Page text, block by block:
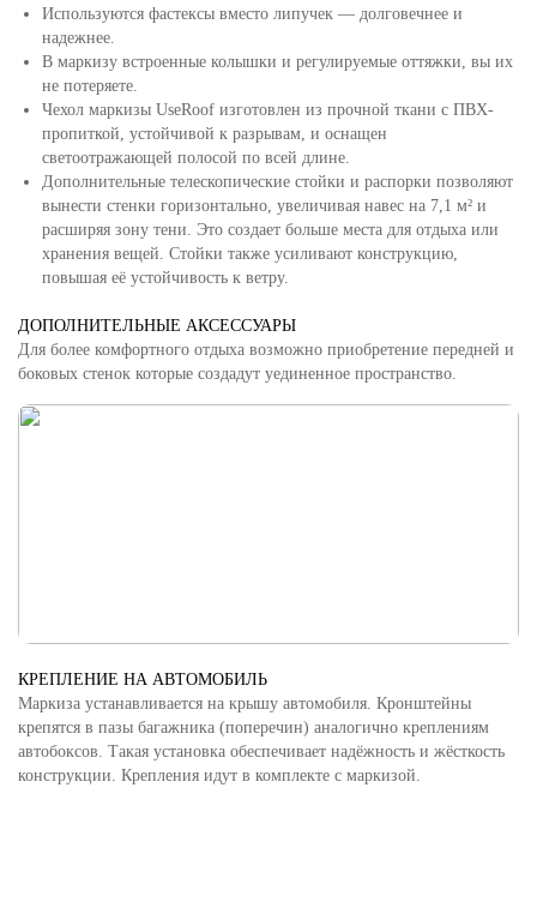
Используются фастексы вместо липучек — долговечнее и
надежнее.
В маркизу встроенные колышки и регулируемые оттяжки, вы их
не потеряете.
Чехол маркизы UseRoof изготовлен из прочной ткани с ПВХ-
пропиткой, устойчивой к разрывам, и оснащен
светоотражающей полосой по всей длине.
Дополнительные телескопические стойки и распорки позволяют
вынести стенки горизонтально, увеличивая навес на 7,1 м² и
расширяя зону тени. Это создает больше места для отдыха или
хранения вещей. Стойки также усиливают конструкцию,
повышая её устойчивость к ветру.
ДОПОЛНИТЕЛЬНЫЕ АКСЕССУАРЫ
Для более комфортного отдыха возможно приобретение передней и
боковых стенок которые создадут уединенное пространство.
КРЕПЛЕНИЕ НА АВТОМОБИЛЬ
Маркиза устанавливается на крышу автомобиля. Кронштейны
крепятся в пазы багажника (поперечин) аналогично креплениям
автобоксов. Такая установка обеспечивает надёжность и жёсткость
конструкции. Крепления идут в комплекте с маркизой.